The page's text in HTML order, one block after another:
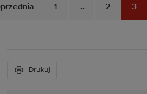
1 ... 2 3
Drukuj